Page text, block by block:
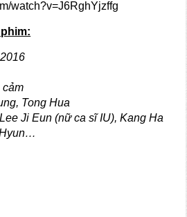
watch?v=J6RghYjzffg
cảm
Tong Hua
Lee Ji Eun (nữ ca sĩ IU),Kang Ha
…